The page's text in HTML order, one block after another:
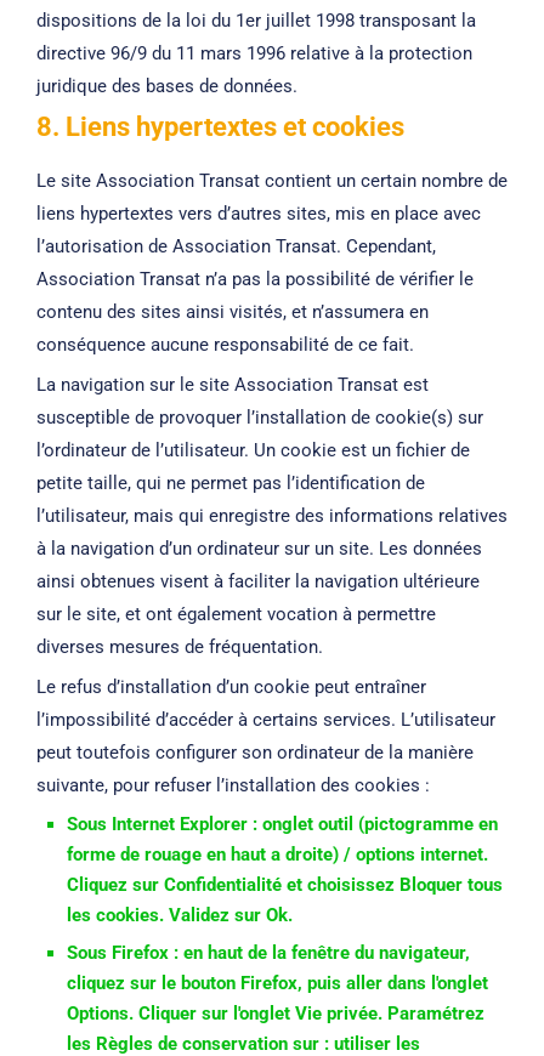
dispositions de la loi du 1er juillet 1998 transposant la
directive 96/9 du 11 mars 1996 relative à la protection
juridique des bases de données.
8. Liens hypertextes et cookies
Le site Association Transat contient un certain nombre de
liens hypertextes vers d’autres sites, mis en place avec
l’autorisation de Association Transat. Cependant,
Association Transat n’a pas la possibilité de vérifier le
contenu des sites ainsi visités, et n’assumera en
conséquence aucune responsabilité de ce fait.
La navigation sur le site Association Transat est
susceptible de provoquer l’installation de cookie(s) sur
l’ordinateur de l’utilisateur. Un cookie est un fichier de
petite taille, qui ne permet pas l’identification de
l’utilisateur, mais qui enregistre des informations relatives
à la navigation d’un ordinateur sur un site. Les données
ainsi obtenues visent à faciliter la navigation ultérieure
sur le site, et ont également vocation à permettre
diverses mesures de fréquentation.
Le refus d’installation d’un cookie peut entraîner
l’impossibilité d’accéder à certains services. L’utilisateur
peut toutefois configurer son ordinateur de la manière
suivante, pour refuser l’installation des cookies :
Sous Internet Explorer : onglet outil (pictogramme en
forme de rouage en haut a droite) / options internet.
Cliquez sur Confidentialité et choisissez Bloquer tous
les cookies. Validez sur Ok.
Sous Firefox : en haut de la fenêtre du navigateur,
cliquez sur le bouton Firefox, puis aller dans l'onglet
Options. Cliquer sur l'onglet Vie privée. Paramétrez
les Règles de conservation sur : utiliser les